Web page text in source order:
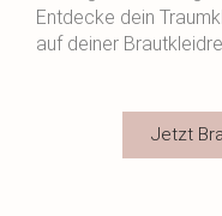
Entdecke dein
auf deiner
Jetzt